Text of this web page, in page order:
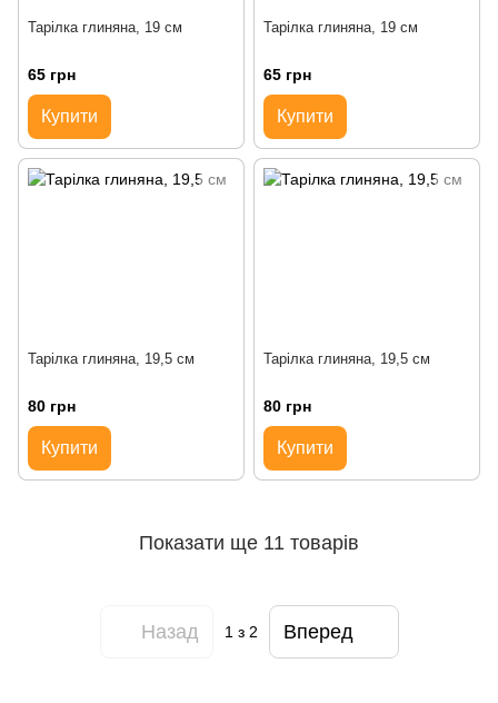
Тарілка глиняна, 19 см
65 грн
Купити
Тарілка глиняна, 19 см
65 грн
Купити
Тарілка глиняна, 19,5 см
80 грн
Купити
Тарілка глиняна, 19,5 см
80 грн
Купити
Показати ще 11 товарів
Назад 1з 2 Вперед